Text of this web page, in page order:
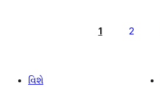
1 2
વિશે